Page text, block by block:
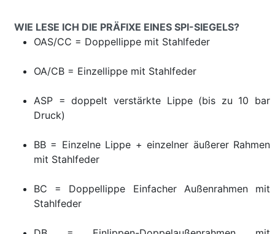
WIE LESE ICH DIE PRÄFIXE EINES SPI-SIEGELS?
OAS/CC = Doppellippe mit Stahlfeder
OA/CB = Einzellippe mit Stahlfeder
ASP = doppelt verstärkte Lippe (bis zu 10 bar
Druck)
BB = Einzelne Lippe + einzelner äußerer Rahmen
mit Stahlfeder
BC = Doppellippe Einfacher Außenrahmen mit
Stahlfeder